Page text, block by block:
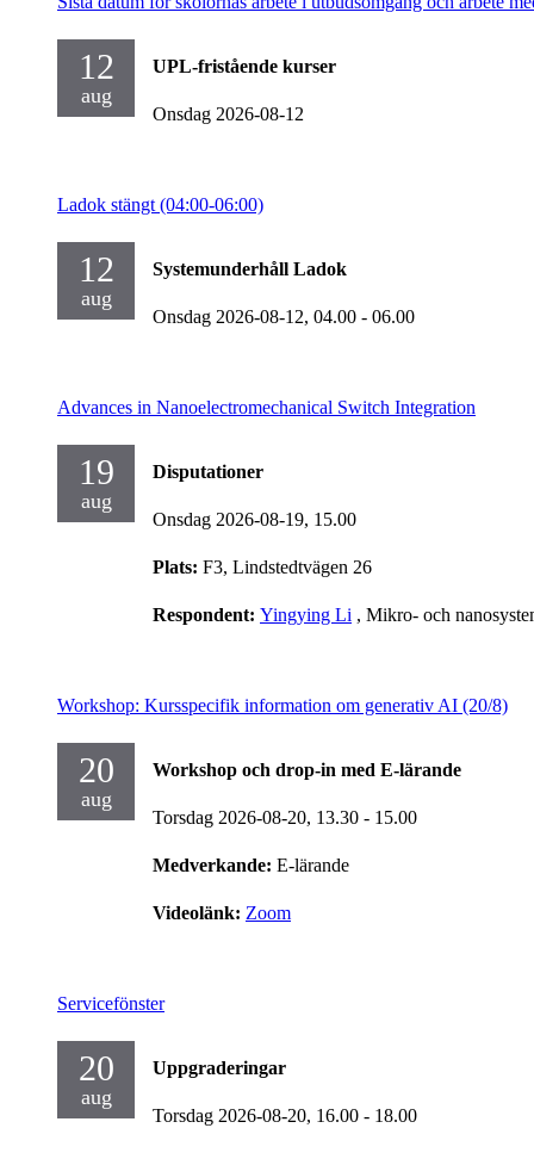
12
aug
UPL-fristående kurser
Onsdag 2026-08-12
Ladok stängt (04:00-06:00)
12
aug
Systemunderhåll Ladok
Onsdag 2026-08-12, 04.00 - 06.00
Advances in Nanoelectromechanical Switch Integration
19
aug
Disputationer
Onsdag 2026-08-19, 15.00
Plats: F3, Lindstedtvägen 26
Respondent: Yingying Li , Mikro- och
Workshop: Kursspecifik information om generativ AI (20/8)
20
aug
Workshop och drop-in med E-lärande
Torsdag 2026-08-20, 13.30 - 15.00
Medverkande: E-lärande
Videolänk: Zoom
Servicefönster
20
aug
Uppgraderingar
Torsdag 2026-08-20, 16.00 - 18.00